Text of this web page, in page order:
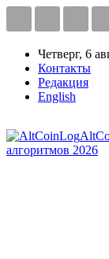
Четверг, 6
Контакты
Редакция
English
алгоритмов 2026